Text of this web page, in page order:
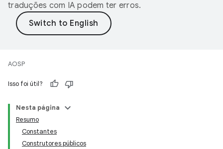
traduções com IA podem ter erros.
AOSP
Isso foi útil?
Nesta página
Resumo
Constantes
Construtores públicos